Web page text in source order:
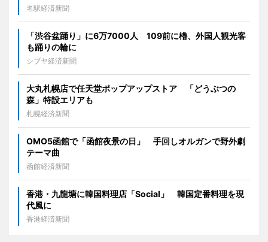
名駅経済新聞
「渋谷盆踊り」に6万7000人 109前に櫓、外国人観光客
も踊りの輪に
シブヤ経済新聞
大丸札幌店で任天堂ポップアップストア 「どうぶつの
森」特設エリアも
札幌経済新聞
OMO5函館で「函館夜景の日」 手回しオルガンで野外劇
テーマ曲
函館経済新聞
香港・九龍塘に韓国料理店「Social」 韓国定番料理を現
代風に
香港経済新聞